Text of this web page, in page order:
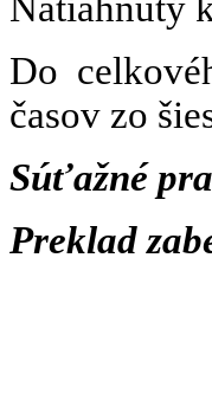
Do
časov zo
Súťažné
Preklad